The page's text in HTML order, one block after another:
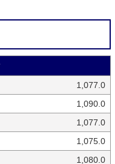
1,077.0
1,090.0
1,077.0
1,075.0
1,080.0